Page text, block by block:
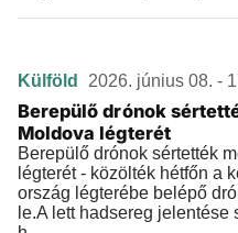
Külföld 2026. június 08. -
Berepülő drónok
Moldova légterét
Berepülő drónok sértették
légterét - közölték hétfőn a
ország légterébe belépő
le.A lett hadsereg